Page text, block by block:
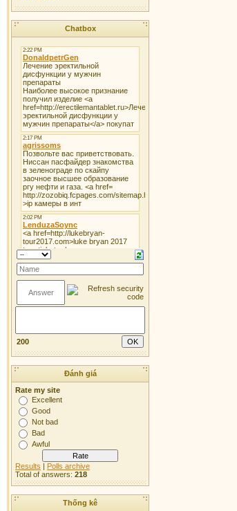
Chatbox
200
Đánh giá
Rate my site
Excellent
Good
Not bad
Bad
Awful
Results | Polls archive
Total of answers: 218
Thống kê